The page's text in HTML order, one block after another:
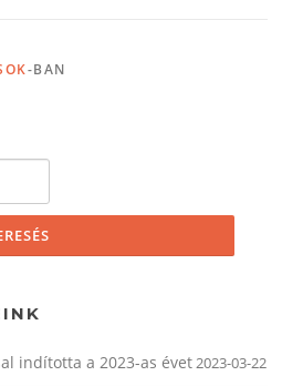
-BAN
indította a 2023-as évet2023-03-22